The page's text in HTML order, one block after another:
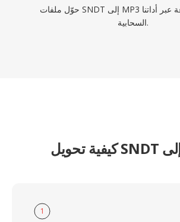
حوّل ملفات SNDT إلى MP3 بسهولة وسرعة عبر أداتنا
السحابية.
1